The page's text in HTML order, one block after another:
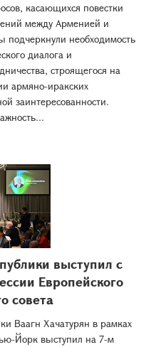
касающихся повестки
между Арменией и
подчеркнули необходимость
диалога и
строящегося на
армяно-иракских
заинтересованности.
выступил с
Европейского
совета
Ваагн Хачатурян в рамках
Йорк выступил на 7-м